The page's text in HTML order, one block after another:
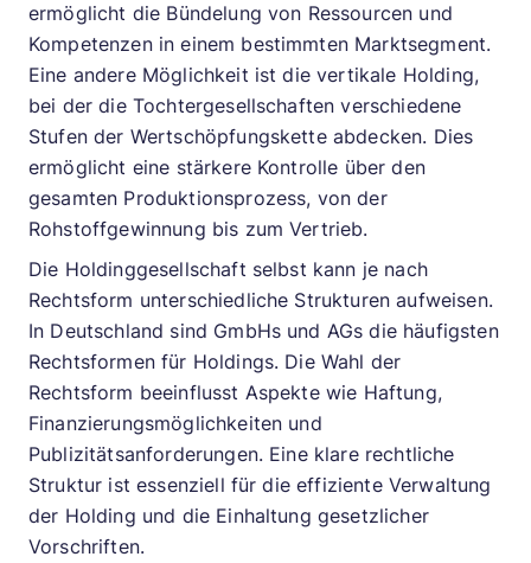
ermöglicht die Bündelung von Ressourcen und
Kompetenzen in einem bestimmten Marktsegment.
Eine andere Möglichkeit ist die vertikale Holding,
bei der die Tochtergesellschaften verschiedene
Stufen der Wertschöpfungskette abdecken. Dies
ermöglicht eine stärkere Kontrolle über den
gesamten Produktionsprozess, von der
Rohstoffgewinnung bis zum Vertrieb.
Die Holdinggesellschaft selbst kann je nach
Rechtsform unterschiedliche Strukturen aufweisen.
In Deutschland sind GmbHs und AGs die häufigsten
Rechtsformen für Holdings. Die Wahl der
Rechtsform beeinflusst Aspekte wie Haftung,
Finanzierungsmöglichkeiten und
Publizitätsanforderungen. Eine klare rechtliche
Struktur ist essenziell für die effiziente Verwaltung
der Holding und die Einhaltung gesetzlicher
Vorschriften.